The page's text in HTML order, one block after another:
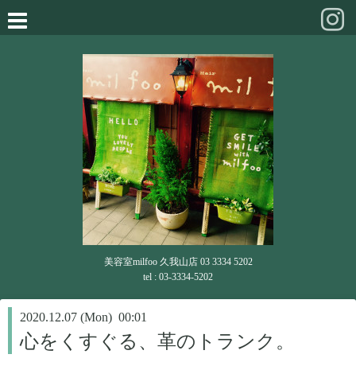
美容室milfoo 久我山店 03 3334 5202
tel : 03-3334-5202
2020.12.07 (Mon) 00:01
心をくすぐる、革のトランク。